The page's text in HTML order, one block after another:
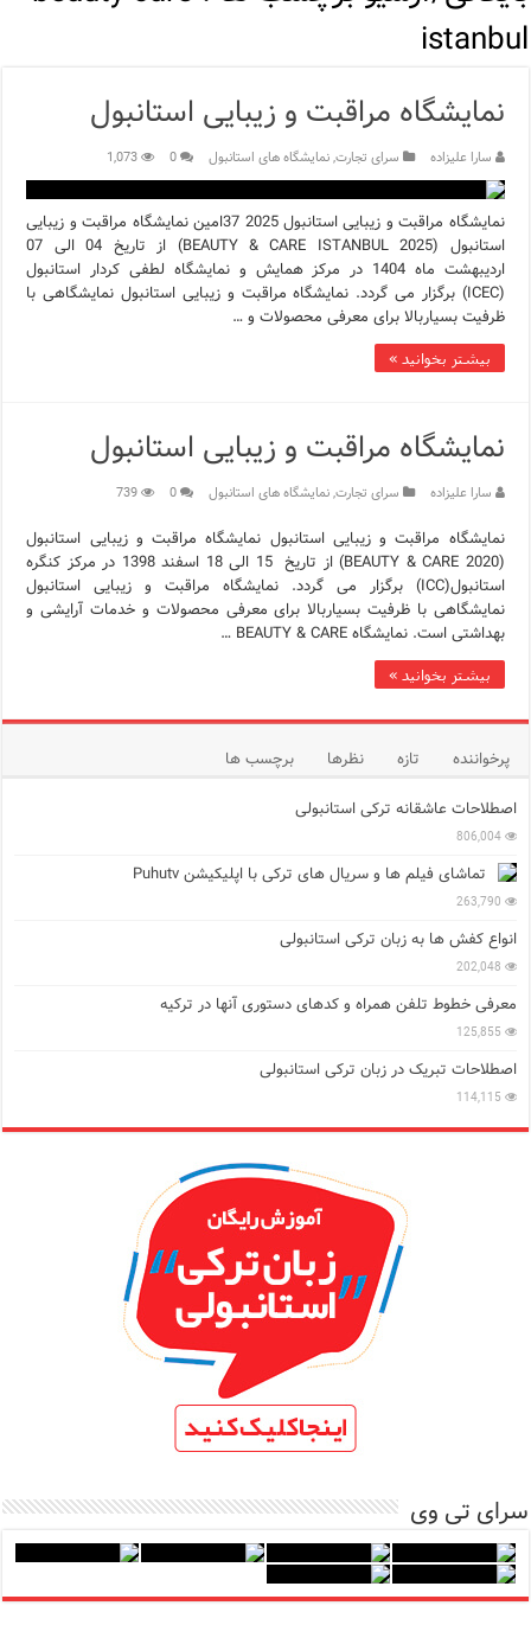
اپلیکیشن KarDes؛ راهنمای رایگان کشف تاریخ و فرهنگ پنهان ترکیه
12 اشتباه رایج در دریافت شهروندی ترکیه از طریق خرید ملک
ویژگی‌های رفتاری و اجتماعی در زبان ترکی استانبولی
ویژگی‌های منفی شخصیت در زبان ترکی استانبولی
ویژگی‌های مثبت شخصیت در زبان ترکی استانبولی
موزه افسانه‌های کارتال استانبول؛ سفری به دنیای قصه‌ها در
موزه ساعت کاخ توپکاپی استانبول
istanbul
نمایشگاه مراقبت و زیبایی استانبول
سارا علیزاده سرای تجارت,نمایشگاه های استانبول 0
1,073
نمایشگاه مراقبت و زیبایی استانبول 2025 37امین نمایشگاه مراقبت و زیبایی
استانبول (BEAUTY & CARE ISTANBUL 2025) از تاریخ 04 الی 07
اردیبهشت ماه 1404 در مرکز همایش و نمایشگاه لطفی کردار استانبول
(ICEC) برگزار می گردد. نمایشگاه مراقبت و زیبایی استانبول نمایشگاهی با
ظرفیت بسیاربالا برای معرفی محصولات و …
بیشتر بخوانید »
نمایشگاه مراقبت و زیبایی استانبول
سارا علیزاده سرای تجارت,نمایشگاه های استانبول 0
739
نمایشگاه مراقبت و زیبایی استانبول نمایشگاه مراقبت و زیبایی استانبول
(BEAUTY & CARE 2020) از تاریخ 15 الی 18 اسفند 1398 در مرکز کنگره
استانبول(ICC) برگزار می گردد. نمایشگاه مراقبت و زیبایی استانبول
نمایشگاهی با ظرفیت بسیاربالا برای معرفی محصولات و خدمات آرایشی و
بهداشتی است. نمایشگاه BEAUTY & CARE …
بیشتر بخوانید »
پرخواننده تازه نظرها
برچسب ها
اصطلاحات عاشقانه ترکی استانبولی
806,004
تماشای فیلم ها و سریال های ترکی با اپلیکیشن Puhutv
263,790
انواع کفش ها به زبان ترکی استانبولی
202,048
معرفی خطوط تلفن همراه و کدهای دستوری آنها در ترکیه
125,855
اصطلاحات تبریک در زبان ترکی استانبولی
114,115
سرای تی وی